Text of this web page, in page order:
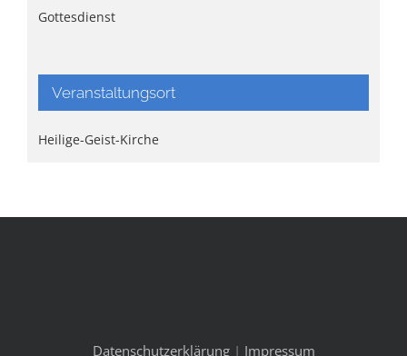
Gottesdienst
Veranstaltungsort
Heilige-Geist-Kirche
Datenschutzerklärung| Impressum